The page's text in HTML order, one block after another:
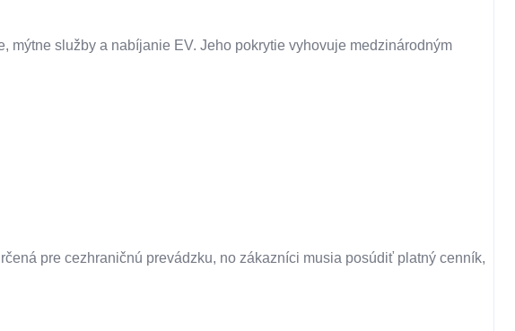
služby a nabíjanie EV. Jeho pokrytie vyhovuje medzinárodným
pre cezhraničnú prevádzku, no zákazníci musia posúdiť platný cenník,